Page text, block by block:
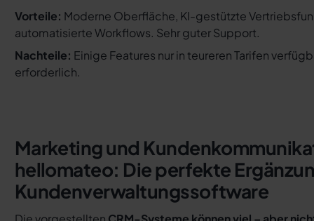
Vorteile: Moderne Oberfläche, KI-gestützte
automatisierte Workflows. Sehr guter Support.
Nachteile: Einige Features nur in teureren Tarifen
erforderlich.
Marketing und
hellomateo: Die perfekte
Kundenverwaltungssoftware